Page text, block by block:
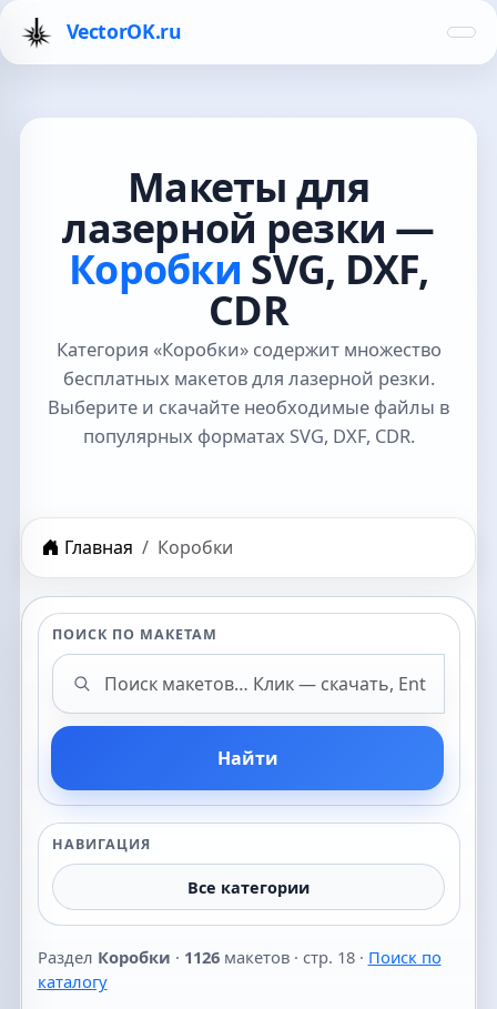
VectorOK.ru
Макеты для
лазерной резки —
Коробки SVG, DXF,
CDR
Категория «Коробки» содержит множество
бесплатных макетов для лазерной резки.
Выберите и скачайте необходимые файлы в
популярных форматах SVG, DXF, CDR.
Главная Коробки
ПОИСК ПО МАКЕТАМ
Поиск макетов
Найти
НАВИГАЦИЯ
Все категории
Раздел Коробки · 1126макетов · стр. 18 · Поиск по
каталогу